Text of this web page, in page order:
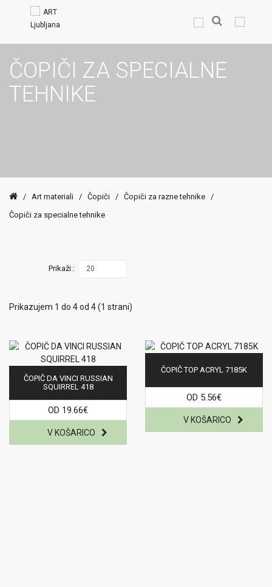
ČOPIČI ZA SPECIALNE
TEHNIKE
/ Art materiali / Čopiči / Čopiči za razne tehnike /
Čopiči za specialne tehnike
Prikaži::
Prikazujem 1 do 4 od 4 (1 strani)
ČOPIČ DA VINCI RUSSIAN
SQUIRREL 418
OD 19.66€
ČOPIČ TOP ACRYL 7185K
OD 5.56€